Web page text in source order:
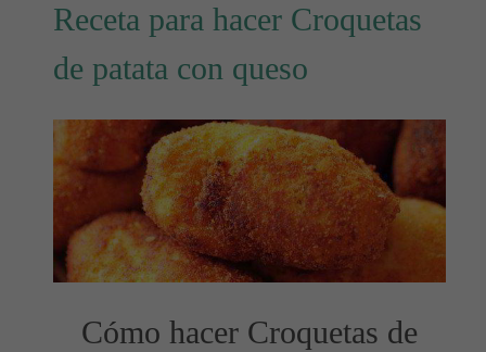
Receta para hacer Croquetas
de patata con queso
Cómo hacer Croquetas de